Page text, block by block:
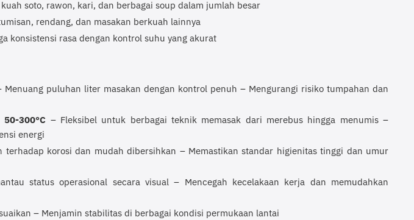
soto, rawon, kari, dan berbagai soup dalam jumlah besar
rendang, dan masakan berkuah lainnya
konsistensi rasa dengan kontrol suhu yang akurat
puluhan liter masakan dengan kontrol penuh – Mengurangi risiko tumpahan dan
300°C – Fleksibel untuk berbagai teknik memasak dari merebus hingga menumis –
energi
terhadap korosi dan mudah dibersihkan – Memastikan standar higienitas tinggi dan umur
status operasional secara visual – Mencegah kecelakaan kerja dan memudahkan
– Menjamin stabilitas di berbagai kondisi permukaan lantai